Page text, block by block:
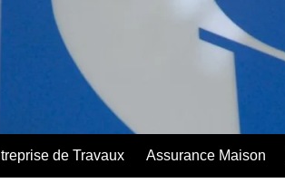
de Travaux Assurance Maison